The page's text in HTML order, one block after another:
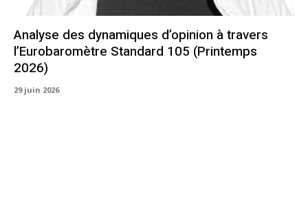
Analyse des dynamiques d’opinion à travers
l’Eurobaromètre Standard 105 (Printemps
2026)
29 juin 2026